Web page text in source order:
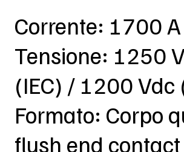
Corrente: 1700 A
Tensione: 1250
(IEC) / 1200 Vdc
Formato: Corpo
flush end contact